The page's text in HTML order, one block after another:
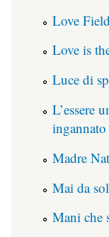
Love Field
Love is
Luce di
L’essere
Madre
Mai da
Mani che